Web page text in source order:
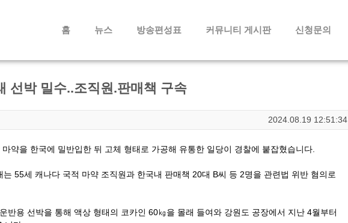
홈 뉴스 방송편성표 커뮤니티 게시판 신청문의
선박 밀수..조직원.판매책 구속
2024.08.19 12:51:34
약을 한국에 밀반입한 뒤 고체 형태로 가공해 유통한 일당이 경찰에 붙잡혔습니다.
55세 캐나다 국적 마약 조직원과 한국내 판매책 20대 B씨 등 2명을 관련법 위반 혐의로
반용 선박을 통해 액상 형태의 코카인 60㎏을 몰래 들여와 강원도 공장에서 지난 4월부터